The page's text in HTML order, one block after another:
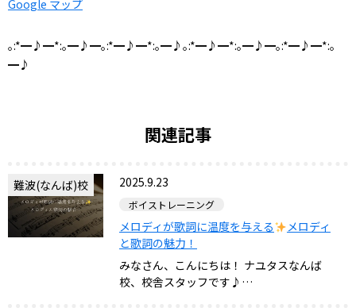
Google マップ
｡:*━♪━*:｡━♪━｡:*━♪━*:｡━♪｡:*━♪━*:｡━♪━｡:*━♪━*:｡
━♪
関連記事
難波(なんば)校 2025.9.23
ボイストレーニング
メロディが歌詞に温度を与える
メロディ
と歌詞の魅力！
みなさん、こんにちは！ ナユタスなんば
校、校舎スタッフです♪…